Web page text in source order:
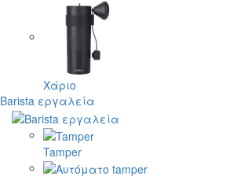
Χάριο
Barista εργαλεία
Tamper